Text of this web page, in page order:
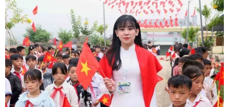
07/08/2026 07:10
Hà Nội quyết liệt xử lý các "điểm
nghẽn" úng ngập, môi trường đô thị
07/08/2026 06:51